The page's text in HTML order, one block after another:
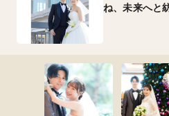
ね、未来へと